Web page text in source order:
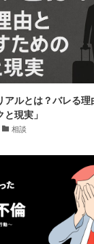
アルとは？バレる
現実」
相談